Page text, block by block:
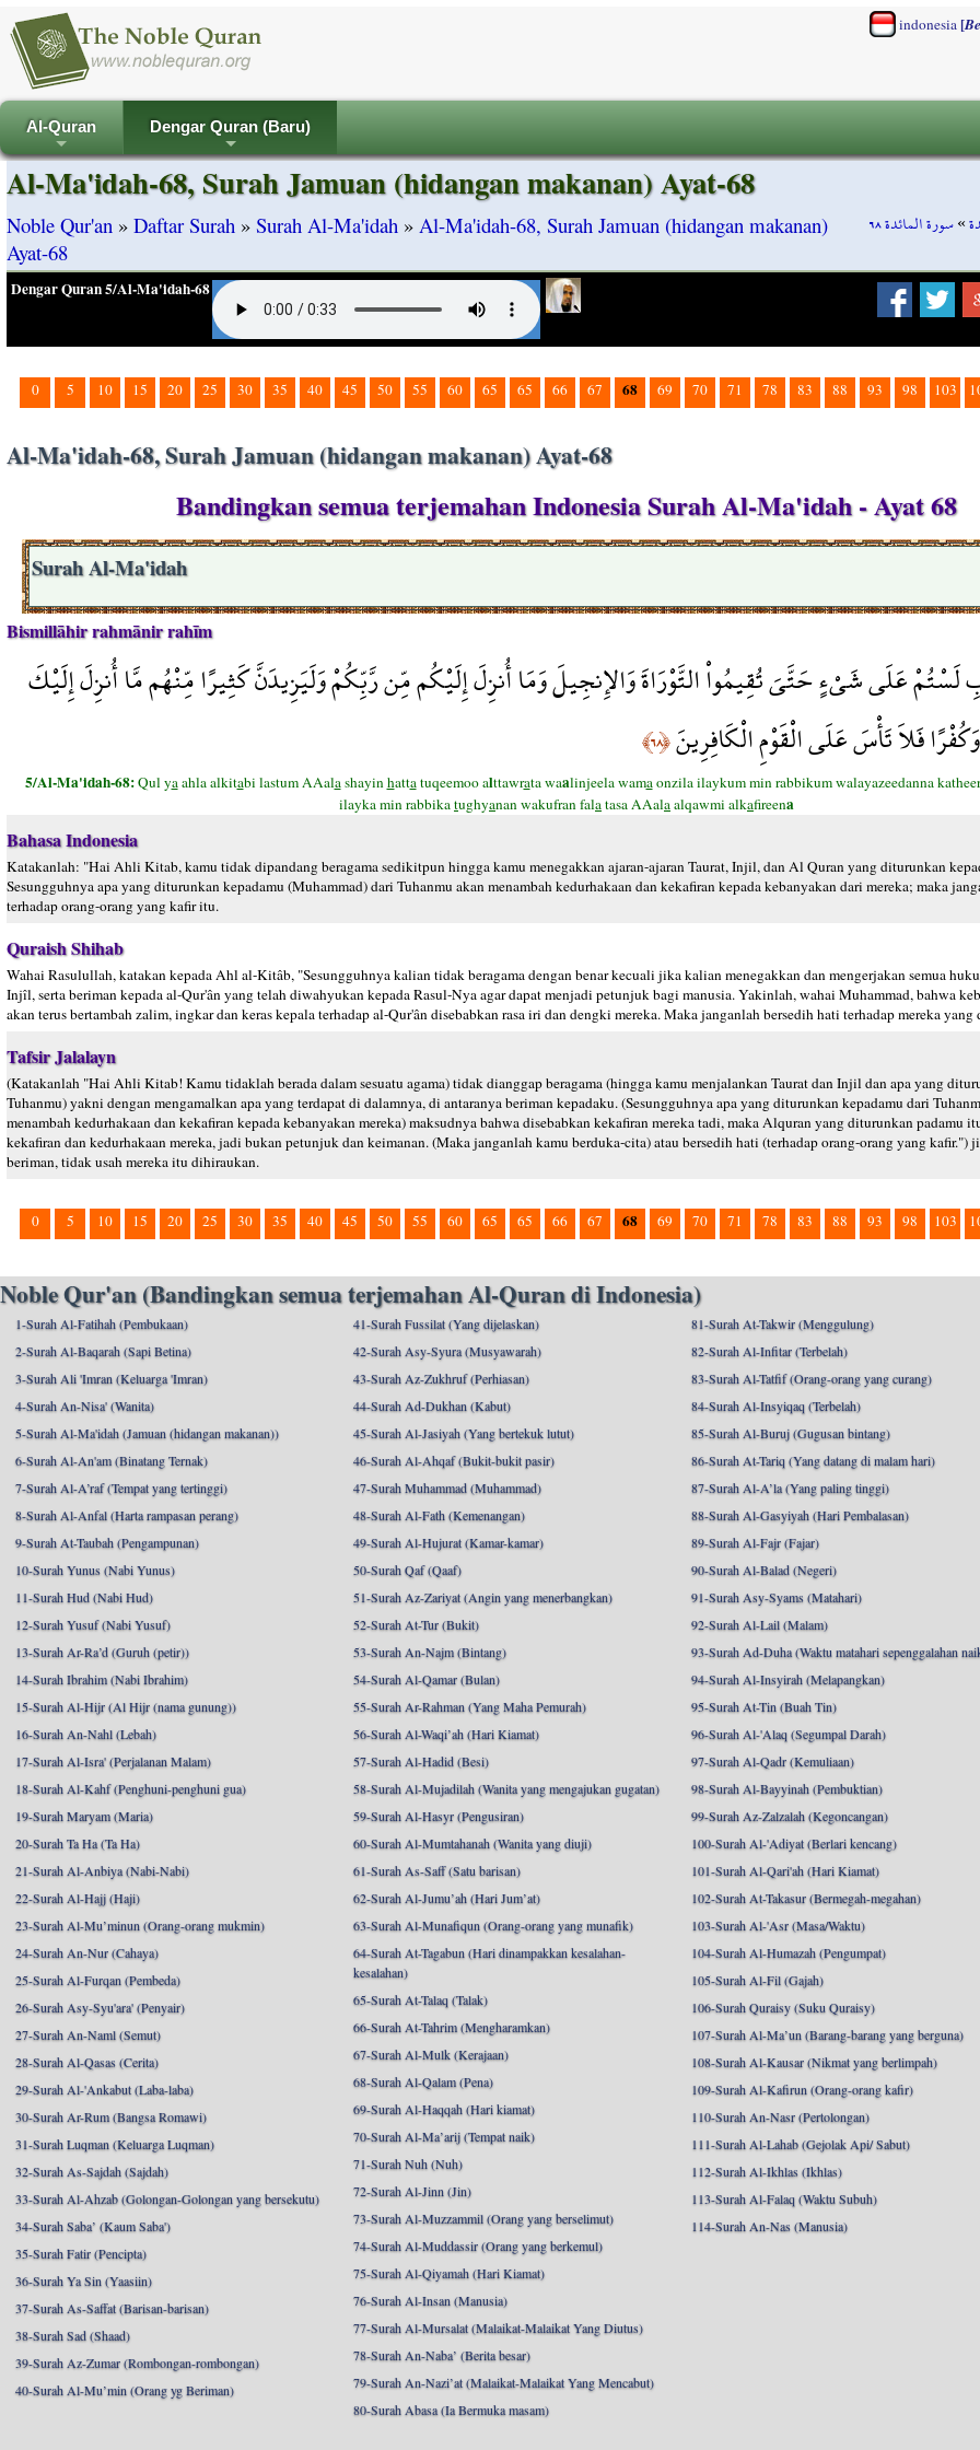
indonesia[
+
Al-Quran
+
Dengar Quran (Baru)
»سورة المائدة ٦٨
Al-Ma'idah-68, Surah Jamuan (hidangan makanan) Ayat-68
Noble Qur'an » Daftar Surah » Surah Al-Ma'idah » Al-Ma'idah-68, Surah Jamuan (hidangan makanan)
Ayat-68
Dengar Quran 5/Al-Ma'idah-68
0 5 10 15 20 25 30 35 40 45 50 55 60 65 65 66 67 68 69 70 71 78 83 88 93 98 103
Al-Ma'idah-68, Surah Jamuan (hidangan makanan) Ayat-68
Bandingkan semua terjemahan Indonesia Surah Al-Ma'idah - Ayat 68
Surah Al-Ma'idah
Bismillāhir rahmānir rahīm
لَسْتُمْ عَلَى شَيْءٍ حَتَّىَ تُقِيمُواْ التَّوْرَاةَ وَالإِنجِيلَ وَمَا أُنزِلَ إِلَيْكُم مِّن رَّبِّكُمْ وَلَيَزِيدَنَّ كَثِيرًا مِّنْهُم مَّا أُنزِلَ إِلَيْكَ
فَلاَ تَأْسَ عَلَى الْقَوْمِ الْكَافِرِينَ﴿٦٨﴾
5/Al-Ma'idah-68:Qul yaahla alkitabi lastum AAalashayinhattatuqeemoo alttawrata waalinjeela wamaonzila ilaykum min rabbikum walayazeedanna
ilayka min rabbikatughyanan wakufran falatasa AAalaalqawmi alkafireena
Bahasa Indonesia
Katakanlah: "Hai Ahli Kitab, kamu tidak dipandang beragama sedikitpun hingga kamu menegakkan ajaran-ajaran Taurat, Injil, dan Al Quran yang diturunkan
Sesungguhnya apa yang diturunkan kepadamu (Muhammad) dari Tuhanmu akan menambah kedurhakaan dan kekafiran kepada kebanyakan dari mereka; maka
terhadap orang-orang yang kafir itu.
Quraish Shihab
Wahai Rasulullah, katakan kepada Ahl al-Kitâb, "Sesungguhnya kalian tidak beragama dengan benar kecuali jika kalian menegakkan dan mengerjakan semua
Injîl, serta beriman kepada al-Qur'ân yang telah diwahyukan kepada Rasul-Nya agar dapat menjadi petunjuk bagi manusia. Yakinlah, wahai Muhammad, bahwa
akan terus bertambah zalim, ingkar dan keras kepala terhadap al-Qur'ân disebabkan rasa iri dan dengki mereka. Maka janganlah bersedih hati terhadap mereka
Tafsir Jalalayn
(Katakanlah "Hai Ahli Kitab! Kamu tidaklah berada dalam sesuatu agama) tidak dianggap beragama (hingga kamu menjalankan Taurat dan Injil dan apa yang
Tuhanmu) yakni dengan mengamalkan apa yang terdapat di dalamnya, di antaranya beriman kepadaku. (Sesungguhnya apa yang diturunkan kepadamu dari
menambah kedurhakaan dan kekafiran kepada kebanyakan mereka) maksudnya bahwa disebabkan kekafiran mereka tadi, maka Alquran yang diturunkan padamu
kekafiran dan kedurhakaan mereka, jadi bukan petunjuk dan keimanan. (Maka janganlah kamu berduka-cita) atau bersedih hati (terhadap orang-orang yang kafir.")
beriman, tidak usah mereka itu dihiraukan.
0 5 10 15 20 25 30 35 40 45 50 55 60 65 65 66 67 68 69 70 71 78 83 88 93 98 103
Noble Qur'an (Bandingkan semua terjemahan Al-Quran di Indonesia)
1-Surah Al-Fatihah (Pembukaan)
2-Surah Al-Baqarah (Sapi Betina)
3-Surah Ali 'Imran (Keluarga 'Imran)
4-Surah An-Nisa' (Wanita)
5-Surah Al-Ma'idah (Jamuan (hidangan makanan))
6-Surah Al-An'am (Binatang Ternak)
7-Surah Al-A’raf (Tempat yang tertinggi)
8-Surah Al-Anfal (Harta rampasan perang)
9-Surah At-Taubah (Pengampunan)
10-Surah Yunus (Nabi Yunus)
11-Surah Hud (Nabi Hud)
12-Surah Yusuf (Nabi Yusuf)
13-Surah Ar-Ra’d (Guruh (petir))
14-Surah Ibrahim (Nabi Ibrahim)
15-Surah Al-Hijr (Al Hijr (nama gunung))
16-Surah An-Nahl (Lebah)
17-Surah Al-Isra' (Perjalanan Malam)
18-Surah Al-Kahf (Penghuni-penghuni gua)
19-Surah Maryam (Maria)
20-Surah Ta Ha (Ta Ha)
21-Surah Al-Anbiya (Nabi-Nabi)
22-Surah Al-Hajj (Haji)
23-Surah Al-Mu’minun (Orang-orang mukmin)
24-Surah An-Nur (Cahaya)
25-Surah Al-Furqan (Pembeda)
26-Surah Asy-Syu'ara' (Penyair)
27-Surah An-Naml (Semut)
28-Surah Al-Qasas (Cerita)
29-Surah Al-'Ankabut (Laba-laba)
30-Surah Ar-Rum (Bangsa Romawi)
31-Surah Luqman (Keluarga Luqman)
32-Surah As-Sajdah (Sajdah)
33-Surah Al-Ahzab (Golongan-Golongan yang bersekutu)
34-Surah Saba’ (Kaum Saba')
35-Surah Fatir (Pencipta)
36-Surah Ya Sin (Yaasiin)
37-Surah As-Saffat (Barisan-barisan)
38-Surah Sad (Shaad)
39-Surah Az-Zumar (Rombongan-rombongan)
40-Surah Al-Mu’min (Orang yg Beriman)
41-Surah Fussilat (Yang dijelaskan)
42-Surah Asy-Syura (Musyawarah)
43-Surah Az-Zukhruf (Perhiasan)
44-Surah Ad-Dukhan (Kabut)
45-Surah Al-Jasiyah (Yang bertekuk lutut)
46-Surah Al-Ahqaf (Bukit-bukit pasir)
47-Surah Muhammad (Muhammad)
48-Surah Al-Fath (Kemenangan)
49-Surah Al-Hujurat (Kamar-kamar)
50-Surah Qaf (Qaaf)
51-Surah Az-Zariyat (Angin yang menerbangkan)
52-Surah At-Tur (Bukit)
53-Surah An-Najm (Bintang)
54-Surah Al-Qamar (Bulan)
55-Surah Ar-Rahman (Yang Maha Pemurah)
56-Surah Al-Waqi’ah (Hari Kiamat)
57-Surah Al-Hadid (Besi)
58-Surah Al-Mujadilah (Wanita yang mengajukan gugatan)
59-Surah Al-Hasyr (Pengusiran)
60-Surah Al-Mumtahanah (Wanita yang diuji)
61-Surah As-Saff (Satu barisan)
62-Surah Al-Jumu’ah (Hari Jum’at)
63-Surah Al-Munafiqun (Orang-orang yang munafik)
64-Surah At-Tagabun (Hari dinampakkan kesalahan-
kesalahan)
65-Surah At-Talaq (Talak)
66-Surah At-Tahrim (Mengharamkan)
67-Surah Al-Mulk (Kerajaan)
68-Surah Al-Qalam (Pena)
69-Surah Al-Haqqah (Hari kiamat)
70-Surah Al-Ma’arij (Tempat naik)
71-Surah Nuh (Nuh)
72-Surah Al-Jinn (Jin)
73-Surah Al-Muzzammil (Orang yang berselimut)
74-Surah Al-Muddassir (Orang yang berkemul)
75-Surah Al-Qiyamah (Hari Kiamat)
76-Surah Al-Insan (Manusia)
77-Surah Al-Mursalat (Malaikat-Malaikat Yang Diutus)
78-Surah An-Naba’ (Berita besar)
79-Surah An-Nazi’at (Malaikat-Malaikat Yang Mencabut)
80-Surah Abasa (Ia Bermuka masam)
81-Surah At-Takwir (Menggulung)
82-Surah Al-Infitar (Terbelah)
83-Surah Al-Tatfif (Orang-orang yang curang)
84-Surah Al-Insyiqaq (Terbelah)
85-Surah Al-Buruj (Gugusan bintang)
86-Surah At-Tariq (Yang datang di malam hari)
87-Surah Al-A’la (Yang paling tinggi)
88-Surah Al-Gasyiyah (Hari Pembalasan)
89-Surah Al-Fajr (Fajar)
90-Surah Al-Balad (Negeri)
91-Surah Asy-Syams (Matahari)
92-Surah Al-Lail (Malam)
93-Surah Ad-Duha (Waktu matahari sepenggalahan
94-Surah Al-Insyirah (Melapangkan)
95-Surah At-Tin (Buah Tin)
96-Surah Al-'Alaq (Segumpal Darah)
97-Surah Al-Qadr (Kemuliaan)
98-Surah Al-Bayyinah (Pembuktian)
99-Surah Az-Zalzalah (Kegoncangan)
100-Surah Al-'Adiyat (Berlari kencang)
101-Surah Al-Qari'ah (Hari Kiamat)
102-Surah At-Takasur (Bermegah-megahan)
103-Surah Al-'Asr (Masa/Waktu)
104-Surah Al-Humazah (Pengumpat)
105-Surah Al-Fil (Gajah)
106-Surah Quraisy (Suku Quraisy)
107-Surah Al-Ma’un (Barang-barang yang berguna)
108-Surah Al-Kausar (Nikmat yang berlimpah)
109-Surah Al-Kafirun (Orang-orang kafir)
110-Surah An-Nasr (Pertolongan)
111-Surah Al-Lahab (Gejolak Api/ Sabut)
112-Surah Al-Ikhlas (Ikhlas)
113-Surah Al-Falaq (Waktu Subuh)
114-Surah An-Nas (Manusia)